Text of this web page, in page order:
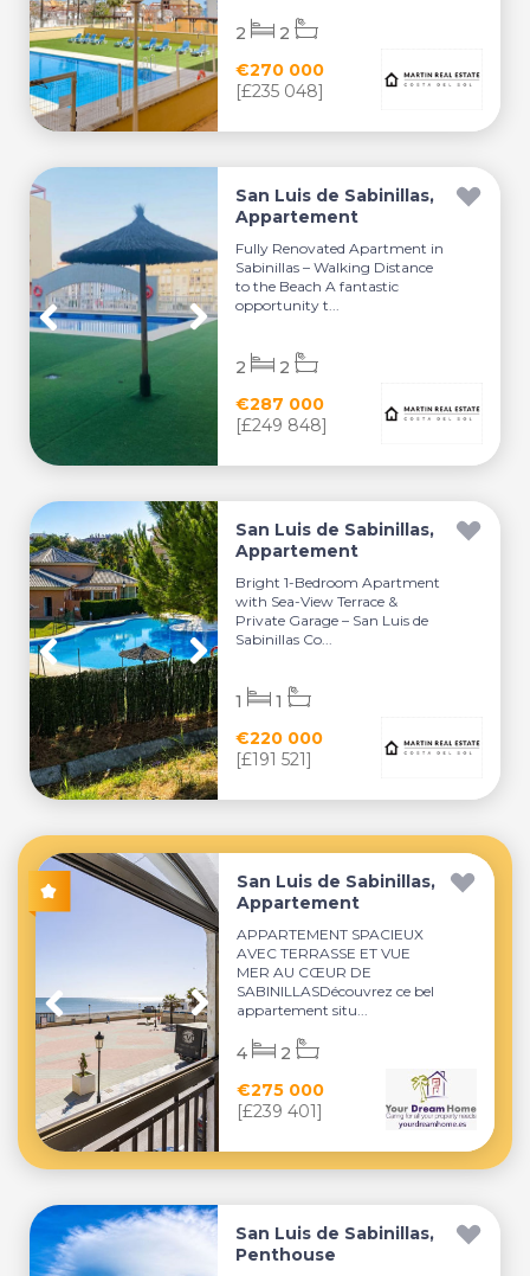
€270 000
[£235 048]
2 2
San Luis de Sabinillas,
Appartement
Fully Renovated Apartment in
Sabinillas – Walking Distance
to the Beach A fantastic
opportunity t...
€287 000
[£249 848]
2 2
San Luis de Sabinillas,
Appartement
Bright 1-Bedroom Apartment
with Sea-View Terrace &
Private Garage – San Luis de
Sabinillas Co...
€220 000
[£191 521]
1 1
San Luis de Sabinillas,
Appartement
APPARTEMENT SPACIEUX
AVEC TERRASSE ET VUE
MER AU CŒUR DE
SABINILLASDécouvrez ce bel
appartement situ...
€275 000
[£239 401]
4 2
San Luis de Sabinillas,
Penthouse